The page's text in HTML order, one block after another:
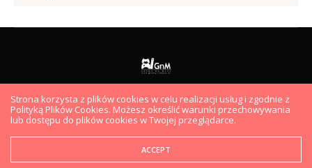
AUDYCJE PODCASTY VIDEO ARTYKUŁY
HYDEPARK
EKIPA
Copyright ©2019 GramyNaMaxa.pl. Wszelkie prawa zastrzeżone.
Strona korzysta z plików cookies w celu realizacji usług i zgodnie z
Polityką Plików Cookies. Możesz określić warunki przechowywania
lub dostępu do plików cookies w Twojej przeglądarce.
ACCEPT